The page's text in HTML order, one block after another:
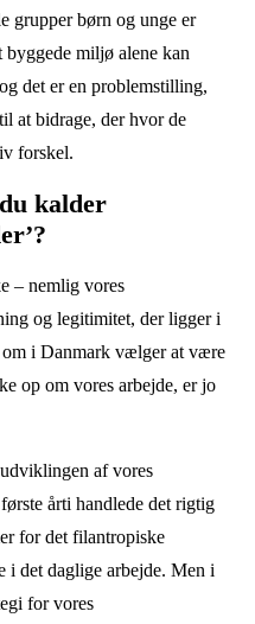
grupper børn og unge er
miljø alene kan
det er en problemstilling,
at bidrage, der hvor de
forskel.
kalder
– nemlig vores
og legitimitet, der ligger i
i Danmark vælger at være
op om vores arbejde, er jo
af vores
årti handlede det rigtig
for det filantropiske
i det daglige arbejde. Men i
for vores